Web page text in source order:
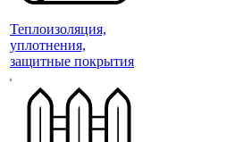
Теплоизоляция,
уплотнения,
защитные покрытия